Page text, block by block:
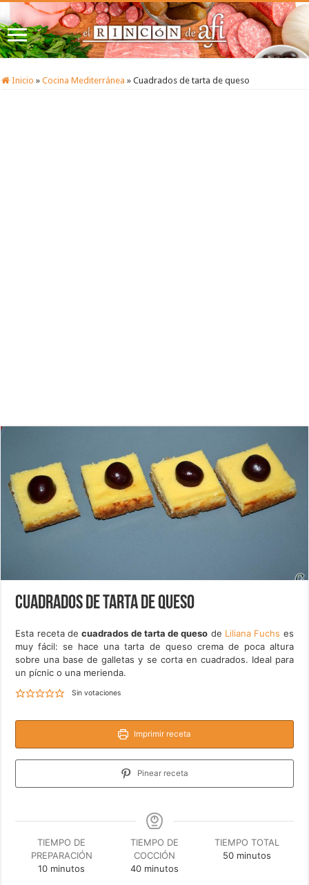
Inicio » Cocina Mediterránea » Cuadrados de tarta de queso
Cuadrados de tarta de queso
Esta receta decuadrados de tarta de queso de Liliana Fuchs es
muy fácil: se hace una tarta de queso crema de poca altura
sobre una base de galletas y se corta en cuadrados. Ideal para
un pícnic o una merienda.
Sin votaciones
Imprimir receta
Pinear receta
TIEMPO DE
PREPARACIÓN
10minutos
minutos
TIEMPO DE
COCCIÓN
40minutos
minutos
TIEMPO TOTAL
50minutos
minutos